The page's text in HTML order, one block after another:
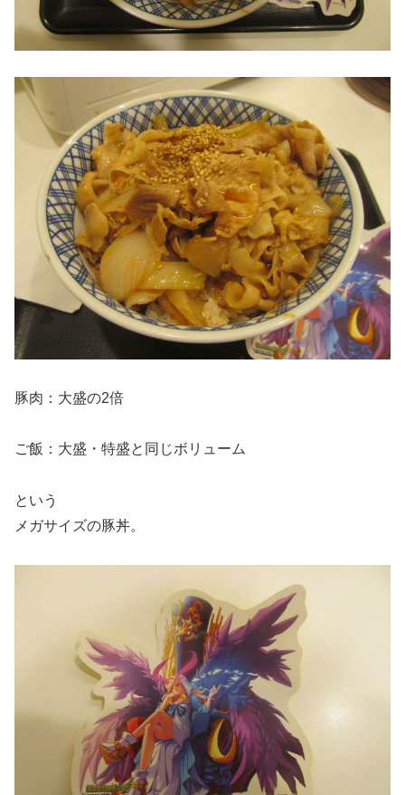
豚肉：大盛の2倍
ご飯：大盛・特盛と同じボリューム
という
メガサイズの豚丼。